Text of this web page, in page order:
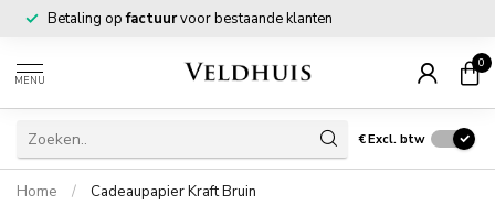
Betaling opfactuurvoor bestaande klanten
MENU
0
€Excl. btw
Home / Cadeaupapier Kraft Bruin